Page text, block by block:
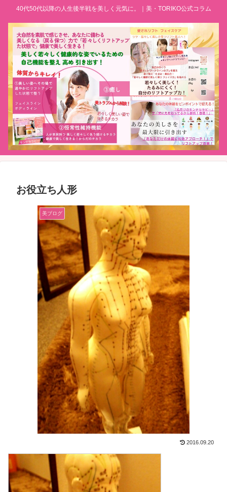
40代50代以降の人生後半戦を美しく元気に。｜美・TORIKO公式コラム
お役立ち人形
美ブログ
2016.09.20